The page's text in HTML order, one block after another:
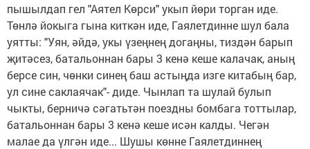
пышылдап гел "Аятел Көрси" укып йөри торган иде.
Төнлә йокыга гына киткән иде, Гаялетдинне шул бала
уятты: "Уян, әйдә, укы үзеңнең догаңны, тиздән барып
җитәсез, батальоннан бары 3 кенә кеше калачак, аның
берсе син, чөнки синең баш астыңда изге китабың бар,
ул сине саклаячак"- диде. Чынлап та шулай булып
чыкты, берничә сәгатьтән поездны бомбага тоттылар,
батальоннан бары 3 кенә кеше исән калды. Чегән
малае да үлгән иде... Шушы көнне Гаялетдиннең